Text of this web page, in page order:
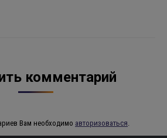
комментарий
Вам необходимо авторизоваться.